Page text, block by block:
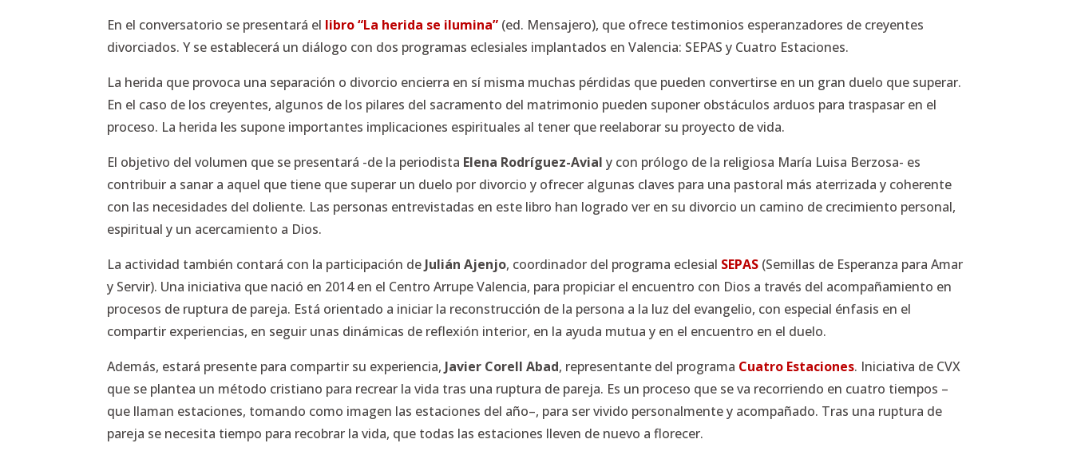
En el conversatorio se presentará el libro “La herida se ilumina” (ed. Mensajero), que ofrece testimonios esperanzadores de creyentes
divorciados. Y se establecerá un diálogo con dos programas eclesiales implantados en Valencia: SEPAS y Cuatro Estaciones.
La herida que provoca una separación o divorcio encierra en sí misma muchas pérdidas que pueden convertirse en un gran duelo que superar.
En el caso de los creyentes, algunos de los pilares del sacramento del matrimonio pueden suponer obstáculos arduos para traspasar en el
proceso. La herida les supone importantes implicaciones espirituales al tener que reelaborar su proyecto de vida.
El objetivo del volumen que se presentará -de la periodista Elena Rodríguez-Avial y con prólogo de la religiosa María Luisa Berzosa- es
contribuir a sanar a aquel que tiene que superar un duelo por divorcio y ofrecer algunas claves para una pastoral más aterrizada y coherente
con las necesidades del doliente. Las personas entrevistadas en este libro han logrado ver en su divorcio un camino de crecimiento personal,
espiritual y un acercamiento a Dios.
La actividad también contará con la participación de Julián Ajenjo, coordinador del programa eclesial SEPAS (Semillas de Esperanza para Amar
y Servir). Una iniciativa que nació en 2014 en el Centro Arrupe Valencia, para propiciar el encuentro con Dios a través del acompañamiento en
procesos de ruptura de pareja. Está orientado a iniciar la reconstrucción de la persona a la luz del evangelio, con especial énfasis en el
compartir experiencias, en seguir unas dinámicas de reflexión interior, en la ayuda mutua y en el encuentro en el duelo.
Además, estará presente para compartir su experiencia, Javier Corell Abad, representante del programa Cuatro Estaciones. Iniciativa de CVX
que se plantea un método cristiano para recrear la vida tras una ruptura de pareja. Es un proceso que se va recorriendo en cuatro tiempos –
que llaman estaciones, tomando como imagen las estaciones del año–, para ser vivido personalmente y acompañado. Tras una ruptura de
pareja se necesita tiempo para recobrar la vida, que todas las estaciones lleven de nuevo a florecer.